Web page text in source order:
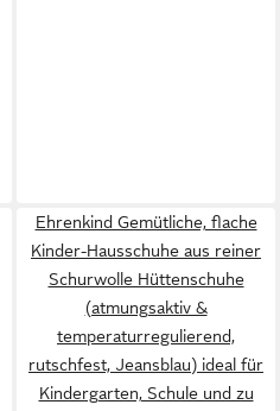
Ehrenkind Gemütliche, flache
Kinder-Hausschuhe aus reiner
Schurwolle Hüttenschuhe
(atmungsaktiv &
temperaturregulierend,
rutschfest, Jeansblau) ideal für
Kindergarten, Schule und zu